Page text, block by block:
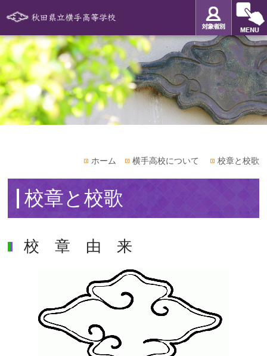
ホーム 横手高校について 校章と校歌
校章と校歌
校 章 由 来